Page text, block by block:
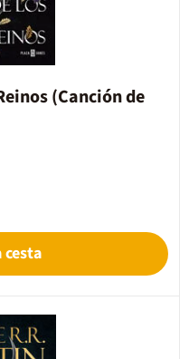
(Canción de
cesta